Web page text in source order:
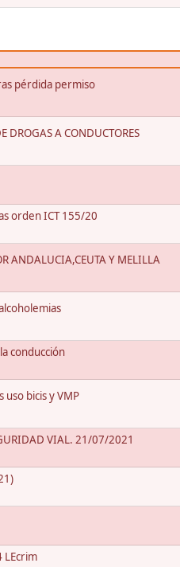
pérdida permiso
DROGAS A CONDUCTORES
orden ICT 155/20
ANDALUCIA,CEUTA Y MELILLA
conducción
bicis y VMP
VIAL. 21/07/2021
LEcrim